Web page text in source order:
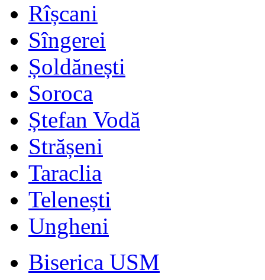
Rîșcani
Sîngerei
Șoldănești
Soroca
Ștefan Vodă
Strășeni
Taraclia
Telenești
Ungheni
Biserica USM